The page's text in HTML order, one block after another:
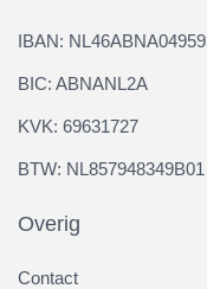
IBAN:
BIC: ABNANL2A
KVK: 69631727
BTW: NL857948349B01
Overig
Contact